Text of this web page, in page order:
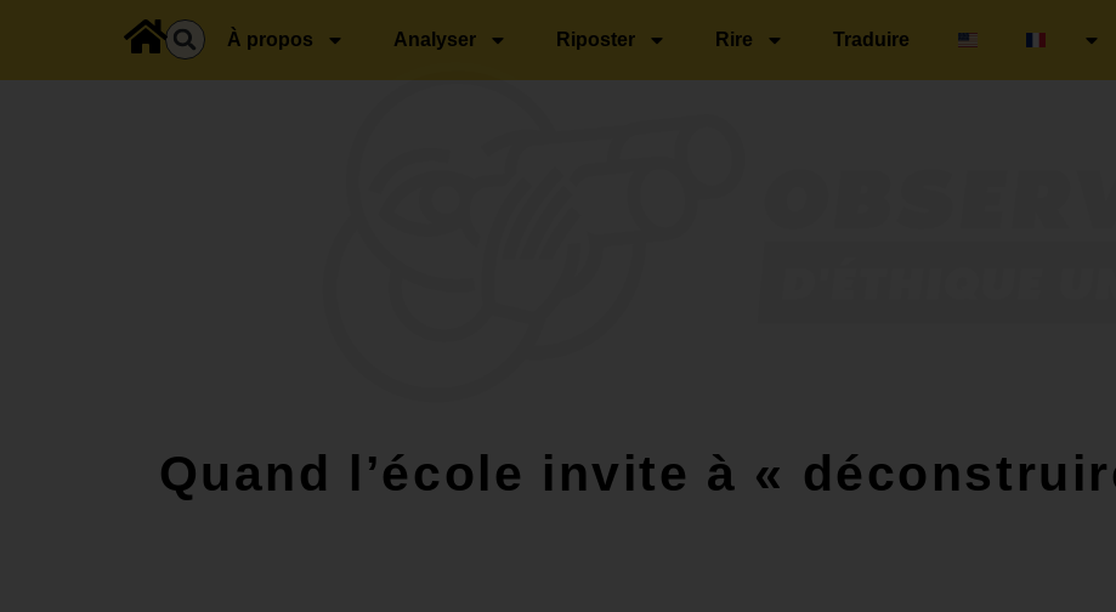
À propos Analyser Riposter Rire Traduire
Quand l’école invite à «